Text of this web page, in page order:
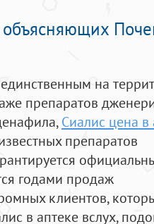
на
препаратов
, Сиалис цена в
препаратов
годами продаж
клиентов,
в аптеке вслух,